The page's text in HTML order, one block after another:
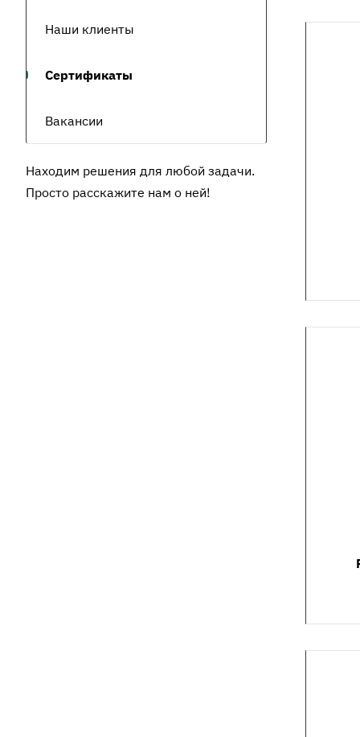
Наши клиенты
Сертификаты
Вакансии
Находим решения для любой задачи.
Просто расскажите нам о ней!